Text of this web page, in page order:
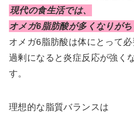
現代の食生活では、
オメガ6脂肪酸が多くなりがち
オメガ6脂肪酸は体にとって必
過剰になると炎症反応が強く
す。
理想的な脂質バランスは